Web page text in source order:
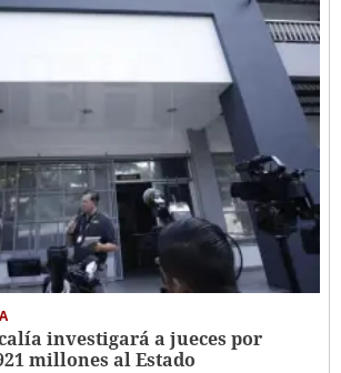
investigará a jueces por
millones al Estado